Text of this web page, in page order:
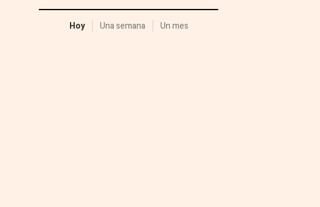
Hoy Una semana Un mes